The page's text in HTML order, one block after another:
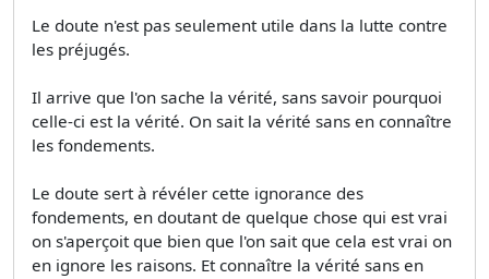
Le doute n'est pas seulement utile dans la lutte contre
les préjugés.
Il arrive que l'on sache la vérité, sans savoir pourquoi
celle-ci est la vérité. On sait la vérité sans en connaître
les fondements.
Le doute sert à révéler cette ignorance des
fondements, en doutant de quelque chose qui est vrai
on s'aperçoit que bien que l'on sait que cela est vrai on
en ignore les raisons. Et connaître la vérité sans en